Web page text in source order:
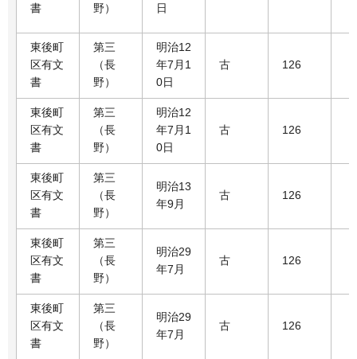
書
野）
日
東後町
区有文
書
第三
（長
野）
明治12
年7月1
0日
古 126
東後町
区有文
書
第三
（長
野）
明治12
年7月1
0日
古 126
東後町
区有文
書
第三
（長
野）
明治13
年9月
古 126
東後町
区有文
書
第三
（長
野）
明治29
年7月
古 126
東後町
区有文
書
第三
（長
野）
明治29
年7月
古 126